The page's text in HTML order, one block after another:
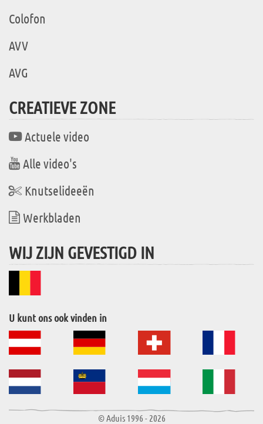
Colofon
AVV
AVG
CREATIEVE ZONE
Actuele video
Alle video's
Knutselideeën
Werkbladen
WIJ ZIJN GEVESTIGD IN
U kunt ons ook vinden in
© Aduis 1996 - 2026